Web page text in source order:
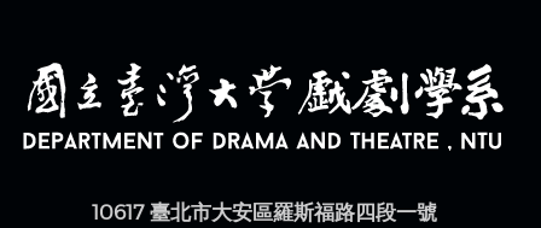
10617 臺北市大安區羅斯福路四段一號